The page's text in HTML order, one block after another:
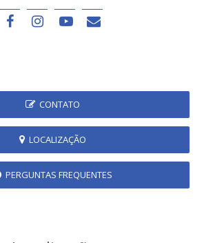
CONTATO
LOCALIZAÇÃO
PERGUNTAS FREQUENTES